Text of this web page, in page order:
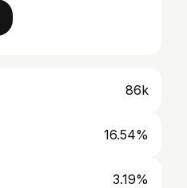
86k
16.54%
3.19%